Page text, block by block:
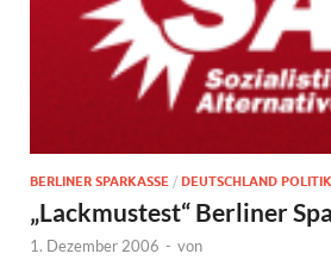
BERLINER SPARKASSE / DEUTSCHLAND
„Lackmustest“ Berliner
1. Dezember 2006 - von